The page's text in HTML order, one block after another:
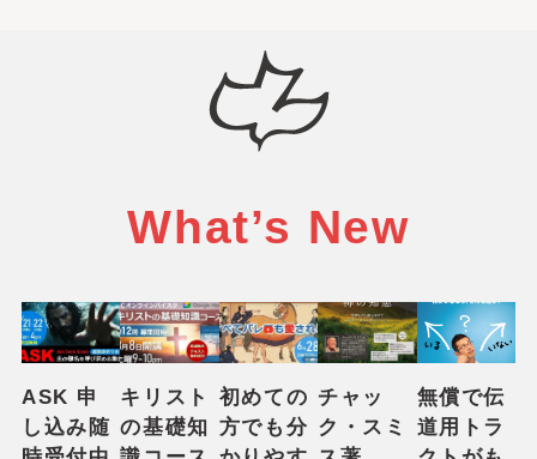
What’s New
ASK 申
し込み随
キリスト
の基礎知
初めての
方でも分
チャッ
ク・スミ
無償で伝
道用トラ